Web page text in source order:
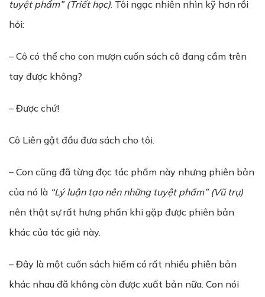
tuyệt phẩm” (Triết học). Tôi ngạc nhiên nhìn kỹ hơn rồi
hỏi:
– Cô có thể cho con mượn cuốn sách cô đang cầm trên
tay được không?
– Được chứ!
Cô Liên gật đầu đưa sách cho tôi.
– Con cũng đã từng đọc tác phẩm này nhưng phiên bản
của nó là “Lý luận tạo nên những tuyệt phẩm” (Vũ trụ)
nên thật sự rất hưng phấn khi gặp được phiên bản
khác của tác giả này.
– Đây là một cuốn sách hiếm có rất nhiều phiên bản
khác nhau đã không còn được xuất bản nữa. Con nói